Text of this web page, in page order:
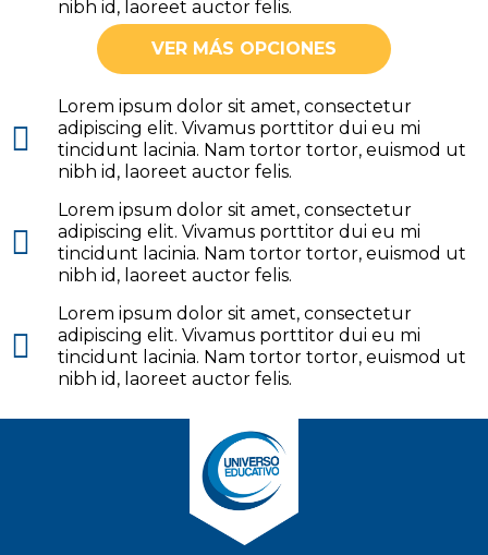
nibh id, laoreet auctor felis.
VER MÁS OPCIONES
Lorem ipsum dolor sit amet, consectetur
adipiscing elit. Vivamus porttitor dui eu mi
tincidunt lacinia. Nam tortor tortor, euismod ut
nibh id, laoreet auctor felis.
Lorem ipsum dolor sit amet, consectetur
adipiscing elit. Vivamus porttitor dui eu mi
tincidunt lacinia. Nam tortor tortor, euismod ut
nibh id, laoreet auctor felis.
Lorem ipsum dolor sit amet, consectetur
adipiscing elit. Vivamus porttitor dui eu mi
tincidunt lacinia. Nam tortor tortor, euismod ut
nibh id, laoreet auctor felis.